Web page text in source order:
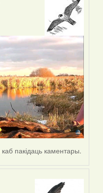
каб пакідаць каментары.